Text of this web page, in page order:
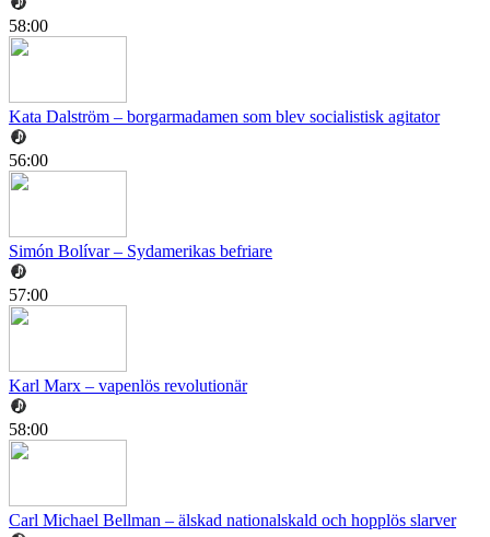
58:00
Kata Dalström – borgarmadamen som blev socialistisk agitator
56:00
Simón Bolívar – Sydamerikas befriare
57:00
Karl Marx – vapenlös revolutionär
58:00
Carl Michael Bellman – älskad nationalskald och hopplös slarver